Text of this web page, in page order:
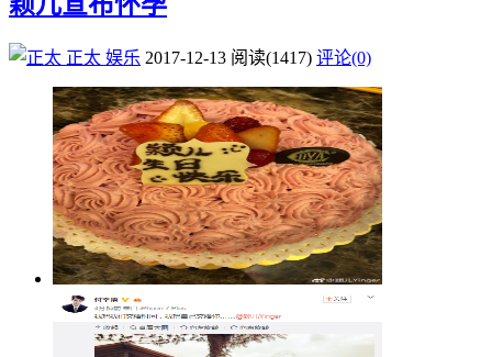
正太 娱乐 2017-12-13 阅读(1417) 评论(0)